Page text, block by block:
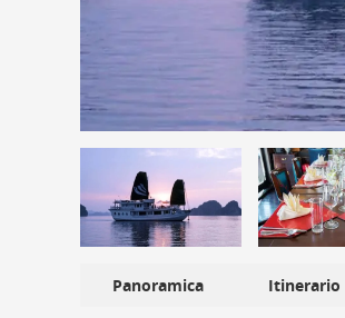
Panoramica Itinerario